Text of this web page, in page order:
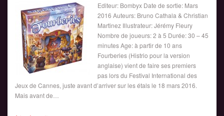
Editeur: Bombyx Date de sortie: Mars
2016 Auteurs: Bruno Cathala & Christian
Martinez Illustrateur: Jérémy Fleury
Nombre de joueurs: 2 à 5 Durée: 30 – 45
minutes Age: à partir de 10 ans
Fourberies (Histrio pour la version
anglaise) vient de faire ses premiers
pas lors du Festival International des
Jeux de Cannes, juste avant d’arriver sur les étals le 18 mars 2016.
Mais avant de…